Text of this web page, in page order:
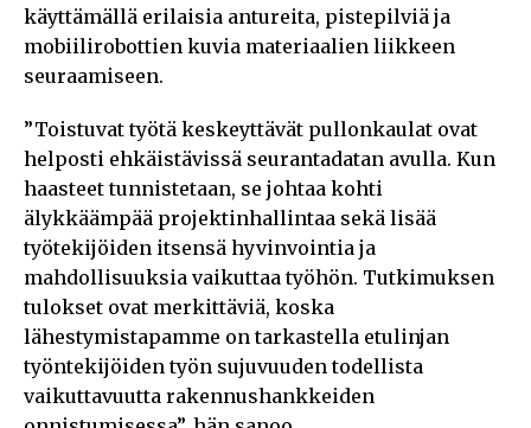
käyttämällä erilaisia antureita, pistepilviä ja
mobiilirobottien kuvia materiaalien liikkeen
seuraamiseen.
”Toistuvat työtä keskeyttävät pullonkaulat ovat
helposti ehkäistävissä seurantadatan avulla. Kun
haasteet tunnistetaan, se johtaa kohti
älykkäämpää projektinhallintaa sekä lisää
työtekijöiden itsensä hyvinvointia ja
mahdollisuuksia vaikuttaa työhön. Tutkimuksen
tulokset ovat merkittäviä, koska
lähestymistapamme on tarkastella etulinjan
työntekijöiden työn sujuvuuden todellista
vaikuttavuutta rakennushankkeiden